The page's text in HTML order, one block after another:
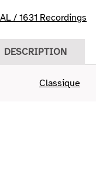
/ 1631 Recordings
DESCRIPTION
Classique